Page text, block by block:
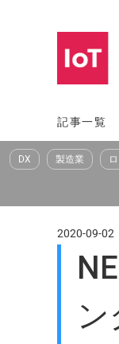
へ
ス
記事一覧
DX 製造業
2020-09-02